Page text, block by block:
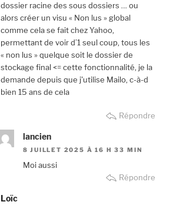
dossier racine des sous dossiers … ou
alors créer un visu « Non lus » global
comme cela se fait chez Yahoo,
permettant de voir d’1 seul coup, tous les
« non lus » quelque soit le dossier de
stockage final <= cette fonctionnalité, je la
demande depuis que j'utilise Mailo, c-à-d
bien 15 ans de cela
Répondre
lancien
8 JUILLET 2025 À 16 H 33 MIN
Moi aussi
Répondre
Loïc